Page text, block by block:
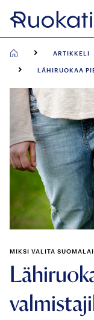
Siirry
suoraan
ARTIKKELI
LÄHIRUOKAA
MIKSI VALITA